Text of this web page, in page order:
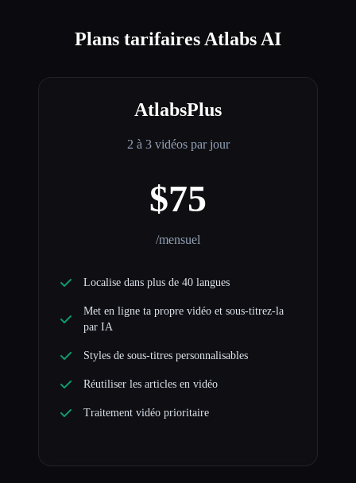
Plans tarifaires Atlabs AI
AtlabsPlus
2 à 3 vidéos par jour
$75
/mensuel
Localise dans plus de 40 langues
Met en ligne ta propre vidéo et sous-titrez-la
par IA
Styles de sous-titres personnalisables
Réutiliser les articles en vidéo
Traitement vidéo prioritaire